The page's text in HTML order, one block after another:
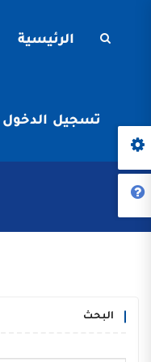
الرئيسية
تسجيل الدخول
البحث